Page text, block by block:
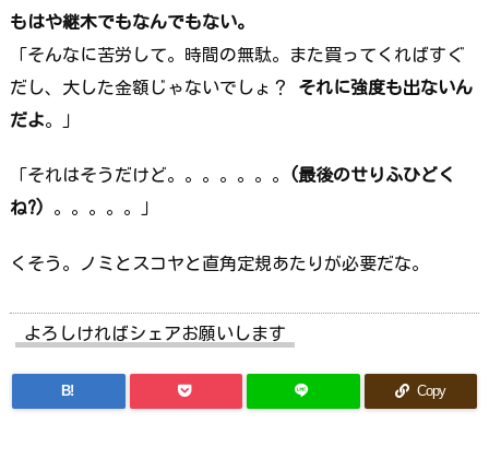
もはや継木でもなんでもない。
「そんなに苦労して。時間の無駄。また買ってくればすぐ
だし、大した金額じゃないでしょ？ それに強度も出ないん
だよ。」
「それはそうだけど。。。。。。。
(最後のせりふひどく
ね?) 。。。。。」
くそう。ノミとスコヤと直角定規あたりが必要だな。
よろしければシェアお願いします
B! Copy